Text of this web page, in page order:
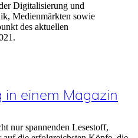
Digitalisierung und
Medienmärkten sowie
des aktuellen
in einem Magazin
nur spannenden Lesestoff,